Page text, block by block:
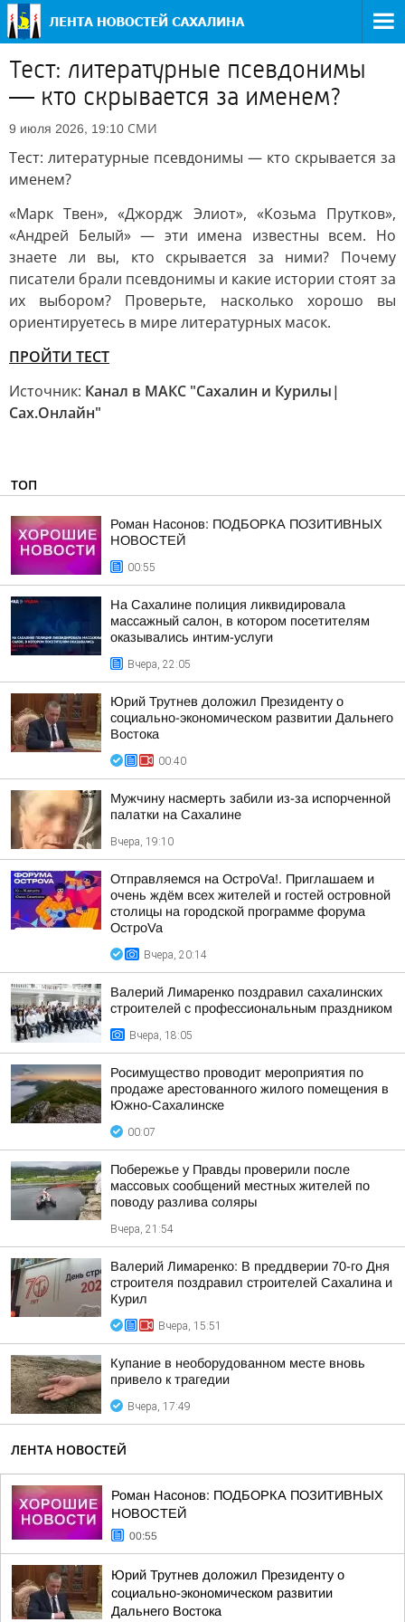
Тест: литературные псевдонимы
— кто скрывается за именем?
9 июля 2026, 19:10 СМИ
Тест: литературные псевдонимы — кто скрывается за
именем?
«Марк Твен», «Джордж Элиот», «Козьма Прутков»,
«Андрей Белый» — эти имена известны всем. Но
знаете ли вы, кто скрывается за ними? Почему
писатели брали псевдонимы и какие истории стоят за
их выбором? Проверьте, насколько хорошо вы
ориентируетесь в мире литературных масок.
ПРОЙТИ ТЕСТ
Источник: Канал в МАКС "Сахалин и Курилы|
Сах.Онлайн"
ТОП
Роман Насонов: ПОДБОРКА ПОЗИТИВНЫХ
НОВОСТЕЙ
00:55
На Сахалине полиция ликвидировала
массажный салон, в котором посетителям
оказывались интим-услуги
Вчера, 22:05
Юрий Трутнев доложил Президенту о
социально-экономическом развитии Дальнего
Востока
00:40
Мужчину насмерть забили из-за испорченной
палатки на Сахалине
Вчера, 19:10
Отправляемся на ОстроVa!. Приглашаем и
очень ждём всех жителей и гостей островной
столицы на городской программе форума
ОстроVa
Вчера, 20:14
Валерий Лимаренко поздравил сахалинских
строителей с профессиональным праздником
Вчера, 18:05
Росимущество проводит мероприятия по
продаже арестованного жилого помещения в
Южно-Сахалинске
00:07
Побережье у Правды проверили после
массовых сообщений местных жителей по
поводу разлива соляры
Вчера, 21:54
Валерий Лимаренко: В преддверии 70-го Дня
строителя поздравил строителей Сахалина и
Курил
Вчера, 15:51
Купание в необорудованном месте вновь
привело к трагедии
Вчера, 17:49
ЛЕНТА НОВОСТЕЙ
Роман Насонов: ПОДБОРКА ПОЗИТИВНЫХ
НОВОСТЕЙ
00:55
Юрий Трутнев доложил Президенту о
социально-экономическом развитии
Дальнего Востока